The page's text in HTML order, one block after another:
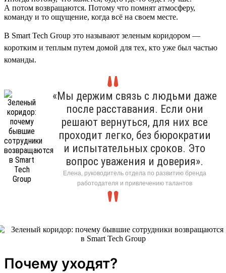
А потом возвращаются. Потому что помнят атмосферу,
команду и то ощущение, когда всё на своем месте.
В Smart Tech Group это называют зеленым коридором —
коротким и теплым путем домой для тех, кто уже был частью
команды.
«Мы держим связь с людьми даже
после расставания. Если они
решают вернуться, для них все
проходит легко, без бюрократии
и испытательных сроков. Это
вопрос уважения и доверия».
Елена, руководитель отдела по развитию бренда
работодателя и привлечению талантов
Почему уходят?